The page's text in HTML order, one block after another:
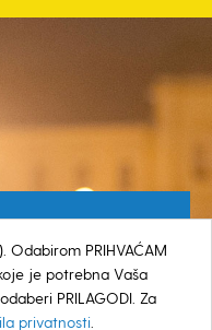
PRIHVAĆAM
je potrebna Vaša
PRILAGODI. Za
privatnosti